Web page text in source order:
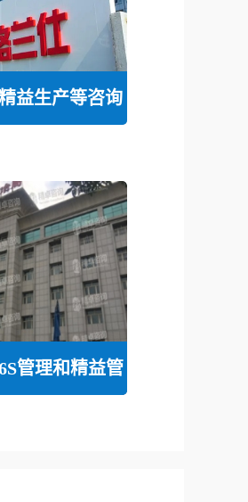
益生产等咨询
管理和精益管